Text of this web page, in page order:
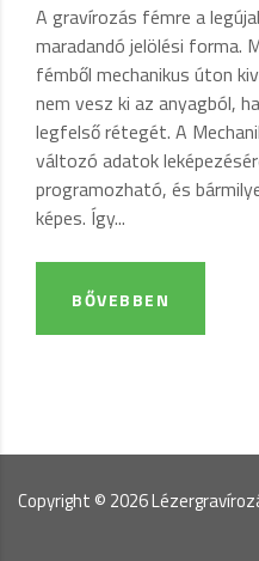
A gravírozás fémre a
maradandó jelölési forma.
fémből mechanikus úton
nem vesz ki az anyagból,
legfelső rétegét. A
változó adatok
programozható, és
képes. Így...
BŐVEBBEN
Copyright © 2026